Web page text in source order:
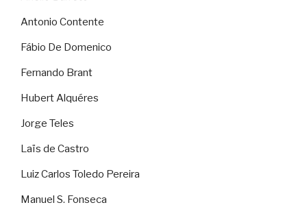
Antonio Contente
Fábio De Domenico
Fernando Brant
Hubert Alquéres
Jorge Teles
Laïs de Castro
Luiz Carlos Toledo Pereira
Manuel S. Fonseca